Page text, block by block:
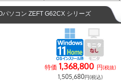
パソコン ZEFT G62CX シリーズ
特価 1,368,800 円(税抜)
1,505,680円(税込)